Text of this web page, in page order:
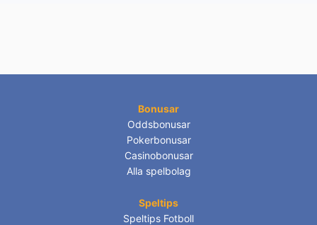
Bonusar
Oddsbonusar
Pokerbonusar
Casinobonusar
Alla spelbolag
Speltips
Speltips Fotboll